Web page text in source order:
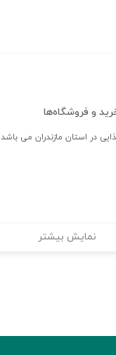
و فروشگاه‌ها
در استان مازندران می باشد
نمایش بیشتر